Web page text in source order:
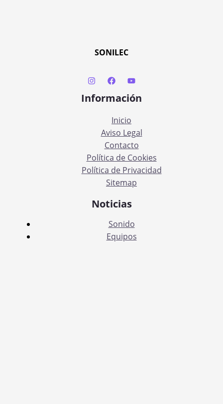
SONILEC
Información
Inicio
Aviso Legal
Contacto
Política de Cookies
Política de Privacidad
Sitemap
Noticias
Sonido
Equipos